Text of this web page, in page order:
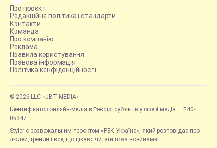
Про проєкт
Редакційна політика і стандарти
Контакти
Команда
Про компанію
Реклама
Правила користування
Правова інформація
Політика конфіденційності
© 2026 LLC «UBT MEDIA»
Ідентифікатор онлайн-медіа в Реєстрі суб’єктів у сфері медіа — R40-
05347
Styler є розважальним проєктом «РБК-Україна», який розповідає про
людей, тренди і все, що цікаво читати поза новинами.